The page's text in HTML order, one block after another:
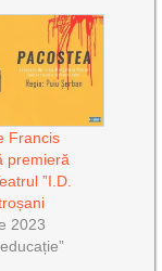
Francis
premieră
”I.D.
2023